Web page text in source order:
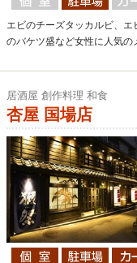
エビのチーズタッカルビ、
のバケツ盛など女性に人気の
居酒屋 創作料理 和食
杏屋 国場店